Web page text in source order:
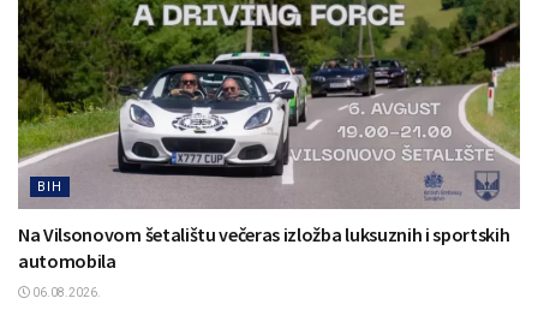
BIH
Na Vilsonovom šetalištu večeras izložba luksuznih i sportskih
automobila
06.08.2026.